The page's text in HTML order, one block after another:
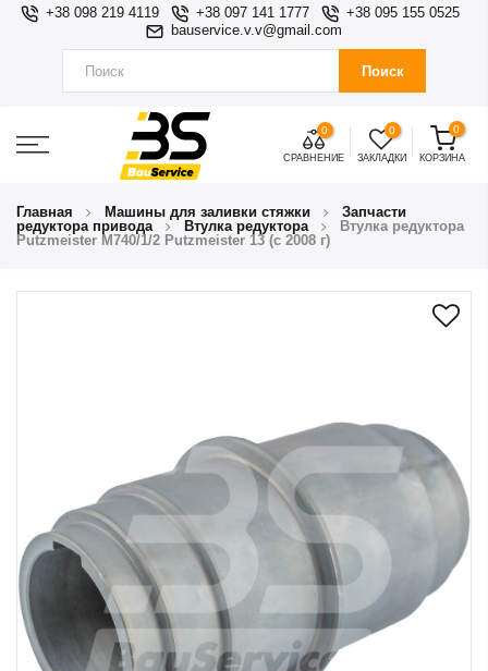
+38 098 219 4119 +38 097 141 1777
+38 095 155 0525
bauservice.v.v@gmail.com
Поиск
0
СРАВНЕНИЕ
0
ЗАКЛАДКИ
0
КОРЗИНА
Главная Машины для заливки стяжки
Запчасти
редуктора привода
Втулка редуктора
Втулка редуктора
Putzmeister М740/1/2 Putzmeister 13 (с 2008 г)